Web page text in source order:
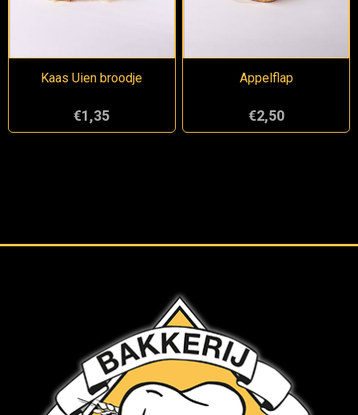
Kaas Uien broodje
€1,35
Appelflap
€2,50